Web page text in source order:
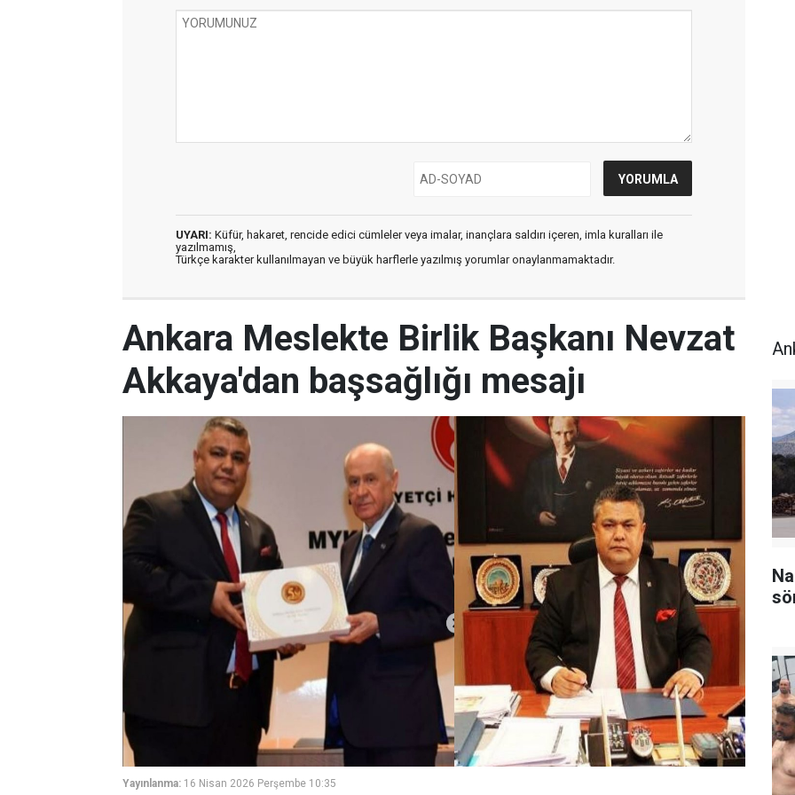
UYARI: Küfür, hakaret, rencide edici cümleler veya imalar, inançlara saldırı içeren, imla kuralları ile
yazılmamış,
Türkçe karakter kullanılmayan ve büyük harflerle yazılmış yorumlar onaylanmamaktadır.
Ankara Meslekte Birlik Başkanı Nevzat
Akkaya'dan başsağlığı mesajı
Yayınlanma: 16 Nisan 2026 Perşembe 10:35